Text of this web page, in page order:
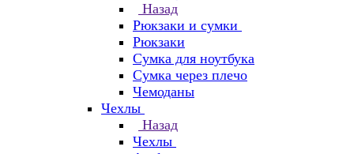
Назад
Рюкзаки и сумки
Рюкзаки
Сумка для ноутбука
Сумка через плечо
Чемоданы
Чехлы
Назад
Чехлы